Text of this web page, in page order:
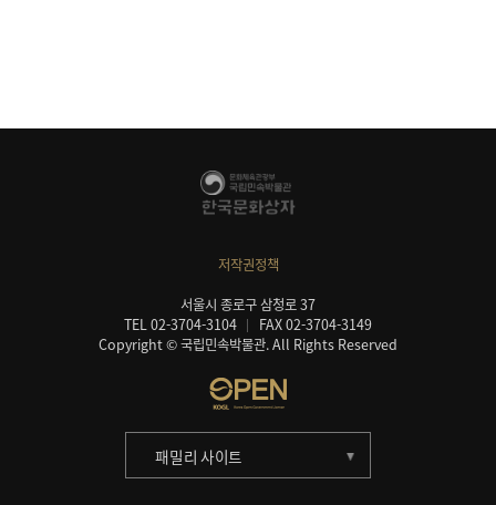
저작권정책
서울시 종로구 삼청로 37
TEL 02-3704-3104
FAX 02-3704-3149
Copyright © 국립민속박물관. All Rights Reserved
패밀리 사이트